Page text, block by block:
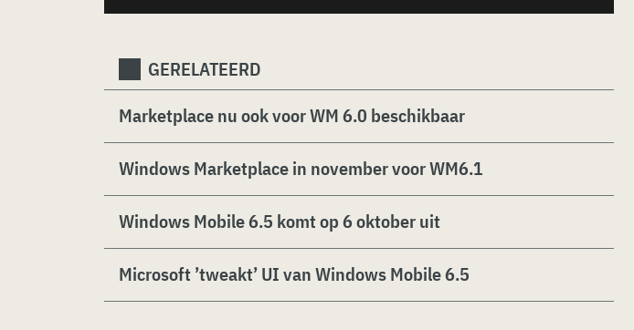
GERELATEERD
Marketplace nu ook voor WM 6.0 beschikbaar
Windows Marketplace in november voor WM6.1
Windows Mobile 6.5 komt op 6 oktober uit
Microsoft ’tweakt’ UI van Windows Mobile 6.5